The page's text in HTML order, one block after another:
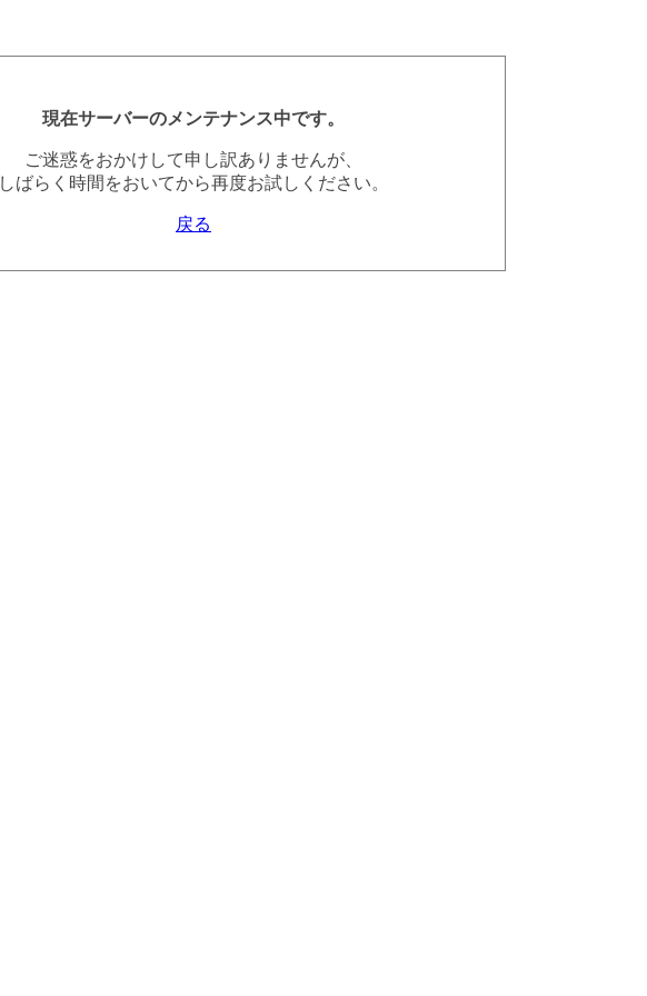
現在サーバーのメンテナンス中です。
ご迷惑をおかけして申し訳ありませんが、
しばらく時間をおいてから再度お試しください。
戻る